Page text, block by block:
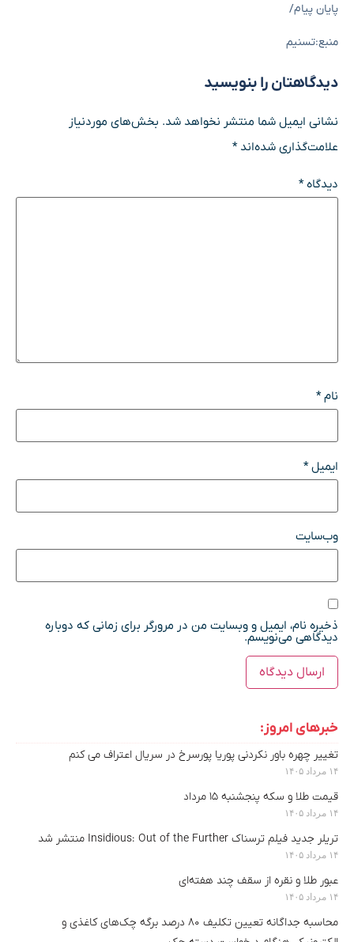
پایان پیام/
منبع:تسنیم
دیدگاهتان را بنویسید
نشانی ایمیل شما منتشر نخواهد شد. بخش‌های موردنیاز
علامت‌گذاری شده‌اند*
دیدگاه*
نام*
ایمیل*
وب‌سایت
ذخیره نام، ایمیل و وبسایت من در مرورگر برای زمانی که دوباره
دیدگاهی می‌نویسم.
خبرهای امروز:
تغییر چهره باور نکردنی پوریا پورسرخ در سریال اعتراف می کنم
۱۴ مرداد ۱۴۰۵
قیمت طلا و سکه پنجشنبه ۱۵ مرداد
۱۴ مرداد ۱۴۰۵
تریلر جدید فیلم ترسناک Insidious: Out of the Further منتشر شد
۱۴ مرداد ۱۴۰۵
عبور طلا و نقره از سقف چند هفته‌ای
۱۴ مرداد ۱۴۰۵
محاسبه جداگانه تعیین تکلیف ۸۰ درصد برگه چک‌های کاغذی و